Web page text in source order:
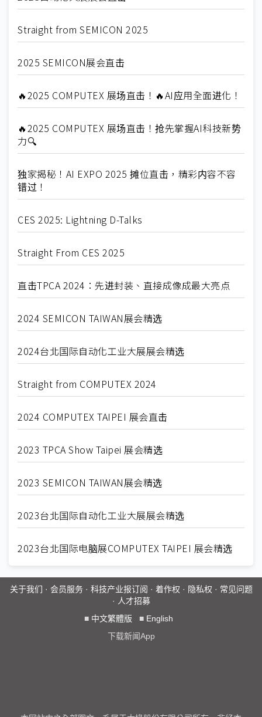
Straight from SEMICON 2025
2025 SEMICON展会直击
🔥2025 COMPUTEX 展场直击！🔥AI应用全面进化！
🔥2025 COMPUTEX 展场直击！抢先掌握AI科技新势
力🔍
独家揭秘！AI EXPO 2025 摊位直击，精彩内容不容
错过！
CES 2025: Lightning D-Talks
Straight From CES 2025
直击TPCA 2024：先进封装、直接成像成最大亮点
2024 SEMICON TAIWAN展会精选
2024台北国际自动化工业大展展会精选
Straight from COMPUTEX 2024
2024 COMPUTEX TAIPEI 展会直击
2023 TPCA Show Taipei 展会精选
2023 SEMICON TAIWAN展会精选
2023台北国际自动化工业大展展会精选
2023台北国际电脑展COMPUTEX TAIPEI 展会精选
关于我们 · 会员服务· 科技产业报订阅 · 着作权 · 隐私权 · 常见问题
· 人才招募
■ 中文繁體版 ■ English
下载新闻App